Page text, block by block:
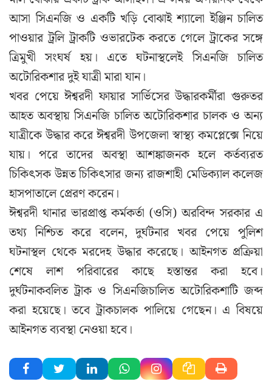
আসা সিএনজি ও একটি খড়ি বোঝাই শ্যালো ইঞ্জিন চালিত
পাওয়ার ট্রলি ট্রাকটি ওভারটেক করতে গেলে ট্রাকের সঙ্গে
ত্রিমুখী সংঘর্ষ হয়। এতে ঘটনাস্থলেই সিএনজি চালিত
অটোরিকশার দুই যাত্রী মারা যান।
খবর পেয়ে ঈশ্বরদী ফায়ার সার্ভিসের উদ্ধারকর্মীরা গুরুতর
আহত অবস্থায় সিএনজি চালিত অটোরিকশার চালক ও অন্য
যাত্রীকে উদ্ধার করে ঈশ্বরদী উপজেলা স্বাস্থ্য কমপ্লেক্সে নিয়ে
যায়। পরে তাদের অবস্থা আশঙ্কাজনক হলে কর্তব্যরত
চিকিৎসক উন্নত চিকিৎসার জন্য রাজশাহী মেডিক্যাল কলেজ
হাসপাতালে প্রেরণ করেন।
ঈশ্বরদী থানার ভারপ্রাপ্ত কর্মকর্তা (ওসি) অরবিন্দ সরকার এ
তথ্য নিশ্চিত করে বলেন, দুর্ঘটনার খবর পেয়ে পুলিশ
ঘটনাস্থল থেকে মরদেহ উদ্ধার করেছে। আইনগত প্রক্রিয়া
শেষে লাশ পরিবারের কাছে হস্তান্তর করা হবে।
দুর্ঘটনাকবলিত ট্রাক ও সিএনজিচালিত অটোরিকশাটি জব্দ
করা হয়েছে। তবে ট্রাকচালক পালিয়ে গেছেন। এ বিষয়ে
আইনগত ব্যবস্থা নেওয়া হবে।